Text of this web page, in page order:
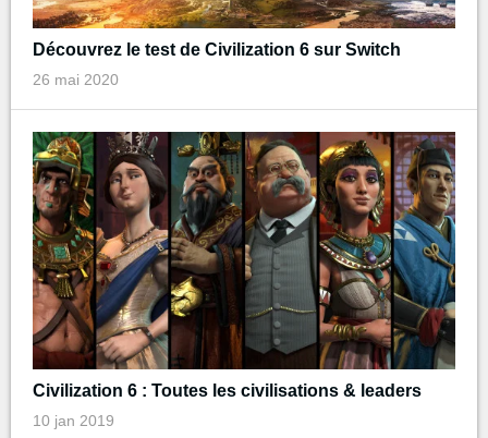
Découvrez le test de Civilization 6 sur Switch
26 mai 2020
Civilization 6 : Toutes les civilisations & leaders
10 jan 2019